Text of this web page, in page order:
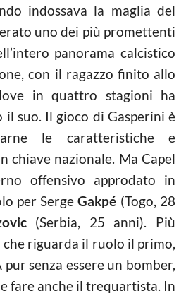
indossava la maglia del
uno dei più promettenti
panorama calcistico
con il ragazzo finito allo
in quattro stagioni ha
suo. Il gioco di Gasperini è
le caratteristiche e
chiave nazionale. Ma Capel
offensivo approdato in
per SergeGakpé (Togo, 28
(Serbia, 25 anni). Più
riguarda il ruolo il primo,
senza essere un bomber,
fare anche il trequartista. In